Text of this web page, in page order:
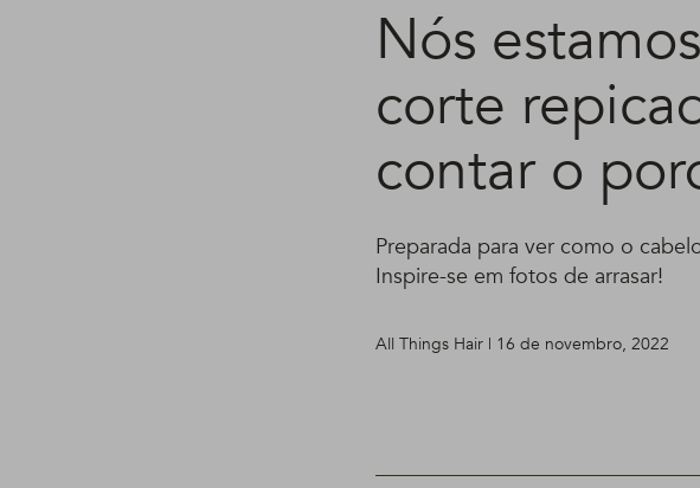
Nós
corte
contar o
Preparada para ver como o
Inspire-se em fotos de arrasar!
All Things Hair | 16 de novembro, 2022